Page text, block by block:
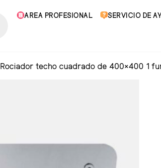
AREA PROFESIONAL SERVICIO DE
Rociador techo cuadrado de 400×400 1